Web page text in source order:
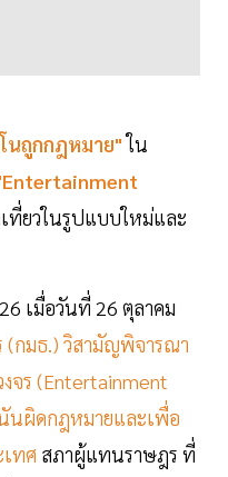
นถูกกฎหมาย"ใน
ที่ยวในรูปแบบใหม่และ
เมื่อวันที่ 26 ตุลาคม
(กมธ.) วิสามัญพิจารณา
จร (Entertainment
นผิดกฎหมายและเพื่อ
ทศ สภาผู้แทนราษฎร ที่